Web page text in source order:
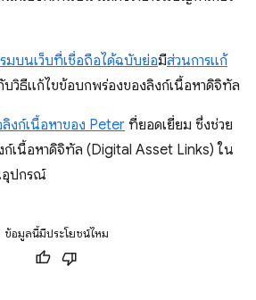
มบนเว็บที่เชื่อถือได้ฉบับย่อมีส่วนการแก้
บวิธีแก้ไขข้อบกพร่องของลิงก์เนื้อหาดิจิทัล
ลิงก์เนื้อหาของ Peter ที่ยอดเยี่ยม ซึ่งช่วย
เนื้อหาดิจิทัล (Digital Asset Links) ใน
อุปกรณ์
ข้อมูลนี้มีประโยชน์ไหม